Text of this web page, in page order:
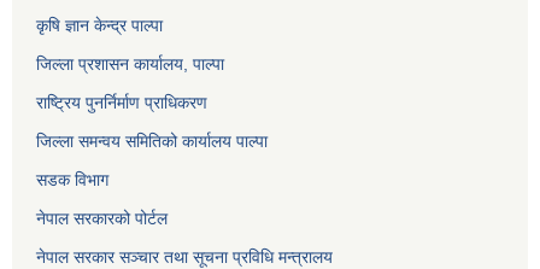
कृषि ज्ञान केन्द्र पाल्पा
जिल्ला प्रशासन कार्यालय, पाल्पा
राष्ट्रिय पुनर्निर्माण प्राधिकरण
जिल्ला समन्वय समितिको कार्यालय पाल्पा
सडक विभाग
नेपाल सरकारको पोर्टल
नेपाल सरकार सञ्‍चार तथा सूचना प्रविधि मन्त्रालय